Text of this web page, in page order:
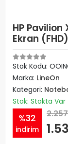
HP Pavilion
Ekran (FHD)
Stok Kodu:
Marka: LineOn
Kategori:
Stok: Stokta Var
%32
indirim